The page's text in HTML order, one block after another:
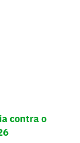
contra o